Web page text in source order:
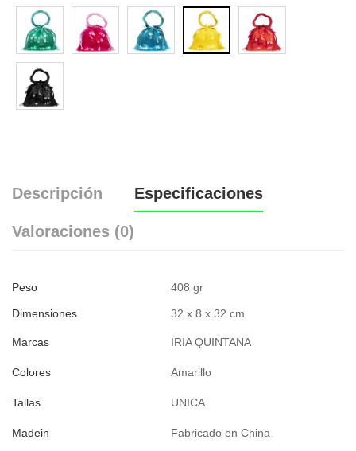
Descripción Especificaciones
Valoraciones (0)
Peso 408 gr
Dimensiones 32 x 8 x 32 cm
Marcas IRIA QUINTANA
Colores Amarillo
Tallas UNICA
Madein Fabricado en China